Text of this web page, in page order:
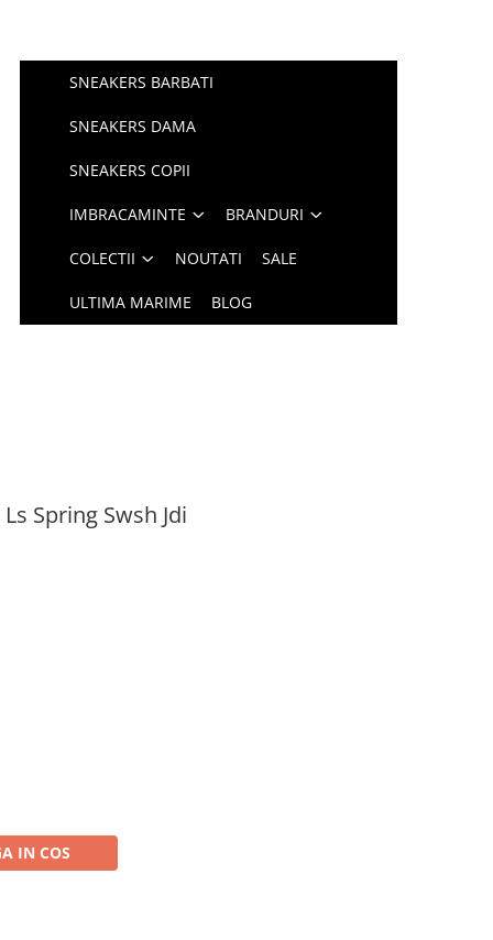
SNEAKERS BARBATI
SNEAKERS DAMA
SNEAKERS COPII
IMBRACAMINTE BRANDURI
COLECTII NOUTATI SALE
ULTIMA MARIME BLOG
Spring Swsh Jdi
IN COS